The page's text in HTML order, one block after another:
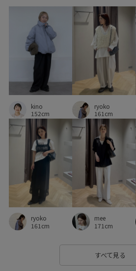
タンクトップ チクチクしない
トレンド感 トングサンダル ド
ナイロン ニット
ニット素材 ノ
ハイゲージ ハイゲージニット
バランスが良い フィット感 ボ
ポリエステル ミニマル モチーフ
ラメ糸 リネン リブ編み
リラックススタイル レイヤードスタ
ワンピース ワードローブに加えたい
優雅 光沢感 冷房対策 凹凸
大人カジュアル 定番 幅広
持ち運びに便利 撥水加工
洗濯機で洗える 牛革
kino
152cm
ryoko
161cm
ryoko
161cm
mee
171cm
すべて見る